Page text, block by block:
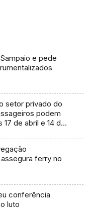
e pede
setor privado do
podem
17 de abril e 14 de
ferry no
conferência
luto